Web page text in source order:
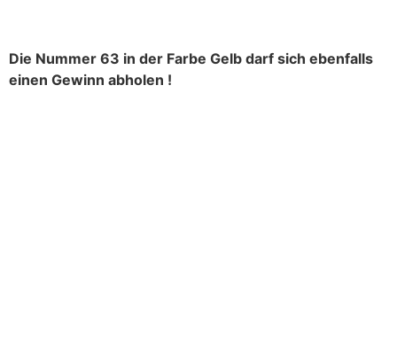
Die Nummer 63 in der Farbe Gelb darf sich ebenfalls
einen Gewinn abholen !